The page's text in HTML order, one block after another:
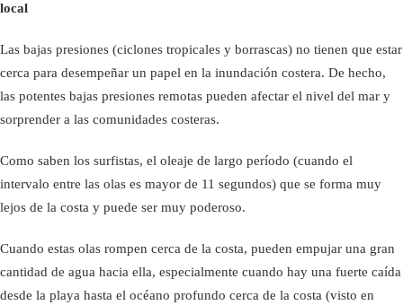
local
Las bajas presiones (ciclones tropicales y borrascas) no tienen que estar
cerca para desempeñar un papel en la inundación costera. De hecho,
las potentes bajas presiones remotas pueden afectar el nivel del mar y
sorprender a las comunidades costeras.
Como saben los surfistas, el oleaje de largo período (cuando el
intervalo entre las olas es mayor de 11 segundos) que se forma muy
lejos de la costa y puede ser muy poderoso.
Cuando estas olas rompen cerca de la costa, pueden empujar una gran
cantidad de agua hacia ella, especialmente cuando hay una fuerte caída
desde la playa hasta el océano profundo cerca de la costa (visto en